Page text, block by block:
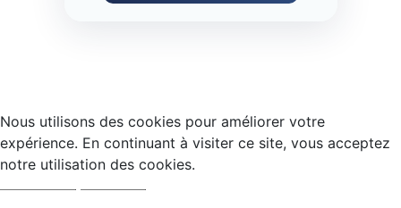
Nous utilisons des cookies pour améliorer votre
expérience. En continuant à visiter ce site, vous acceptez
notre utilisation des cookies.